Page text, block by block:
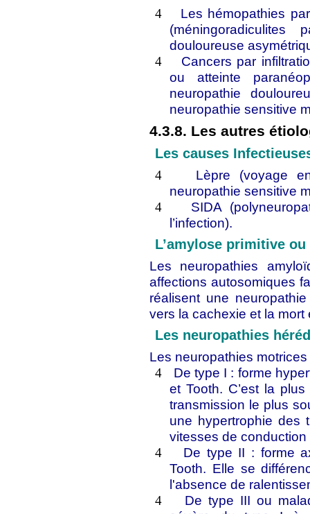
4
Les hémopathies
(méningoradiculites
douloureuse
4
Cancers par
ou atteinte
neuropathie
neuropathie sensitive
4.3.8. Les autres
Les causes
4
Lèpre (voyage
neuropathie sensitive
4
SIDA
l’infection).
L’amylose primitive
Les neuropathies
affections autosomiques
réalisent une
vers la cachexie et la
Les neuropathies
Les neuropathies
4
De type I : forme
et Tooth. C’est la
transmission le plus
une hypertrophie des
vitesses de
4
De type II : forme
Tooth. Elle se
l'absence de
4
De type III ou